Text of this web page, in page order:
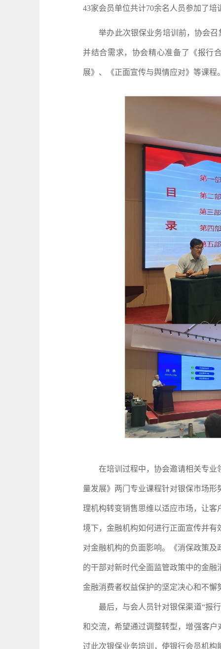
43家会员单位共计70余名人员参加了
举办此次银保业务培训前，协会召
并结合需求，协会精心准备了《报行
展》、《正面宣传与舆情应对》等课程
在培训过程中，协会邀请相关专业
量发展》两门专业课程针对银保市场
理机构转变销售思维以适应市场，让
境下，金融机构如何进行正面宣传并
对金融机构的负面影响。《消保政策
的干部对新时代全面监管政策中的金
金融消费者权益保护的坚定决心和不
最后，与会人员针对银保渠道“报行
和交流，希望通过调整转型，增强客
过此次银保业务培训，使银行会员机